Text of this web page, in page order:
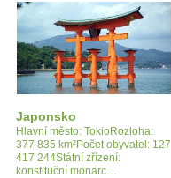
Japonsko
Hlavní město: TokioRozloha:
377 835 km²Počet obyvatel: 127
417 244Státní zřízení:
konstituční monarc…